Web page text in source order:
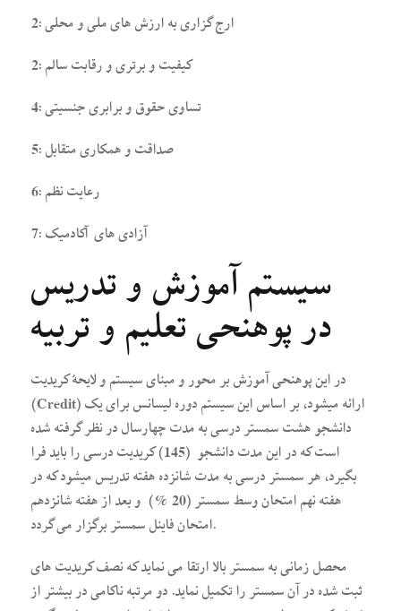
2: ارج گزاری به ارزش های ملی و محلی
2: کیفیت و برتری و رقابت سالم
4: تساوی حقوق و برابری جنسیتی
5: صداقت و همکاری متقابل
6: رعایت نظم
7: آزادی های آکادمیک
سیستم آموزش و تدریس
در پوهنحی تعلیم و تربیه
در این پوهنحی آموزش بر محور و مبنای سیستم و لایحۀ کریدیت
(Credit) ارائه می­شود، بر اساس این سیستم دوره لیسانس برای یک
دانشجو هشت سمستر درسی به مدت چهارسال در نظر گرفته شده
است که در این مدت دانشجو (145) کریدیت درسی را باید فرا
بگیرد، هر سمستر درسی به مدت شانزده هفته تدریس میشود که در
هفته نهم امتحان وسط سمستر (20 %) و بعد از هفته شانزدهم
امتحان فاینل سمستر برگزار می گردد.
محصل زمانی به سمستر بالا ارتقا می نماید که نصف کریدیت های
ثبت شده در آن سمستر را تکمیل نماید. دو مرتبه ناکامی در بیشتر از